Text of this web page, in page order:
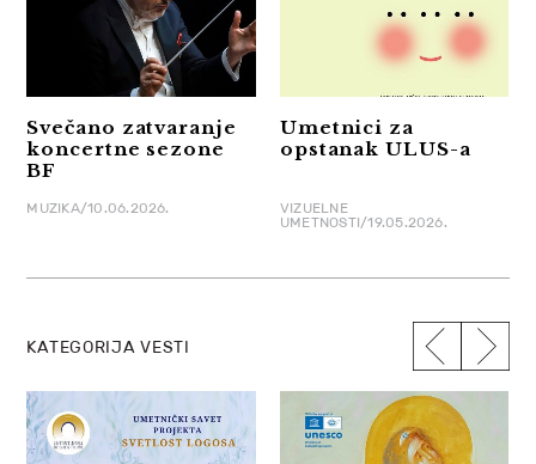
Svečano zatvaranje
koncertne sezone
BF
MUZIKA/10.06.2026.
Umetnici za
opstanak ULUS-a
VIZUELNE
UMETNOSTI/19.05.2026.
KATEGORIJA VESTI